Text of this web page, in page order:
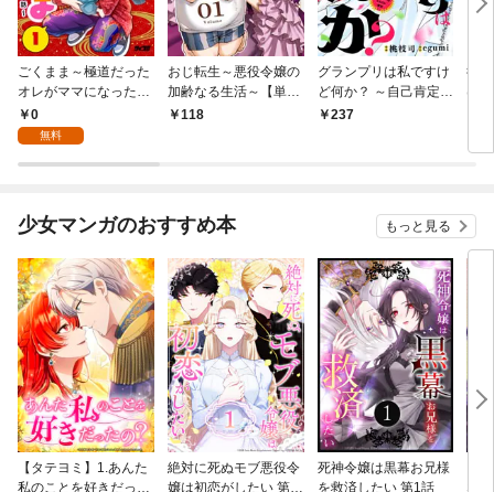
ごくまま～極道だった
オレがママになった話
～【単話】（１）
0
無料
おじ転生～悪役令嬢の
加齢なる生活～【単
話】（１）
118
グランプリは私ですけ
ど何か？ ～自己肯定モ
ンスターのミスコン無
237
後
は
少女マンガのおすすめ本 もっと見る
【タテヨミ】1.あんた
私のことを好きだった
絶対に死ぬモブ悪役令
嬢は初恋がしたい 第1
死神令嬢は黒幕お兄様
を救済したい 第1話
な